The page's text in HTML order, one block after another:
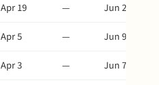
Apr 19 —
Jun 23
Apr 5 —
Jun 9
Apr 3 —
Jun 7